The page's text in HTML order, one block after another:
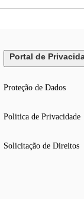
Portal de
Proteção de Dados
Politica de Privacidade
Solicitação de Direitos